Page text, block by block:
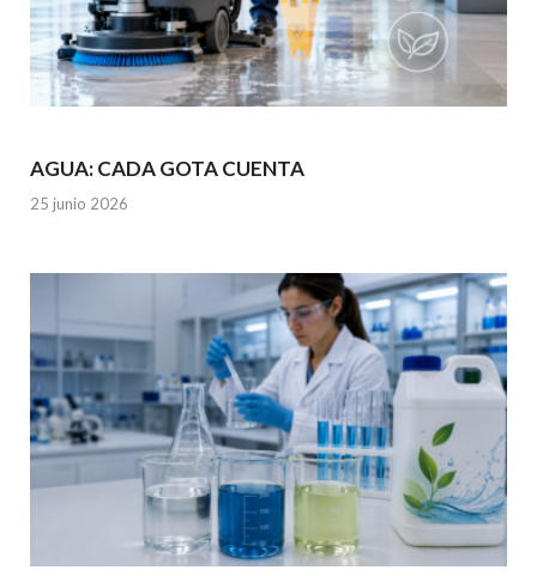
AGUA: CADA GOTA CUENTA
25 junio 2026